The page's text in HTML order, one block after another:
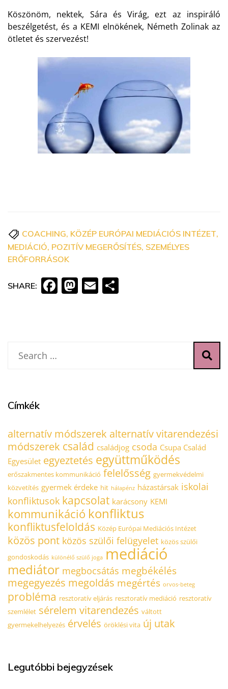
Köszönöm, nektek, Sára és Virág, ezt az inspiráló
beszélgetést, és a KEMI elnökének, Németh Zolinak az
ötletet és szervezést!
COACHING, KÖZÉP EURÓPAI MEDIÁCIÓS INTÉZET,
MEDIÁCIÓ, POZITÍV MEGERŐSÍTÉS, SZEMÉLYES
ERŐFORRÁSOK
SHARE: Facebook
Mastodon
Email
Címkék
alternatív módszerek alternatív vitarendezési
módszerek család családjog csoda Csupa Család
Egyesület egyeztetés együttműködés
erőszakmentes kommunikáció felelősség gyermekvédelmi
közvetítés gyermek érdeke hit hálapénz házastársak iskolai
konfliktusok kapcsolat karácsony KEMI
kommunikáció konfliktus
konfliktusfeloldás Közép Európai Mediációs Intézet
közös pont közös szülői felügyelet közös szülői
gondoskodás különélő szülő joga mediáció
mediátor megbocsátás megbékélés
megegyezés megoldás megértés orvos-beteg
probléma resztoratív eljárás resztoratív mediáció resztoratív
szemlélet sérelem vitarendezés váltott
gyermekelhelyezés érvelés öröklési vita új utak
Legutóbbi bejegyzések